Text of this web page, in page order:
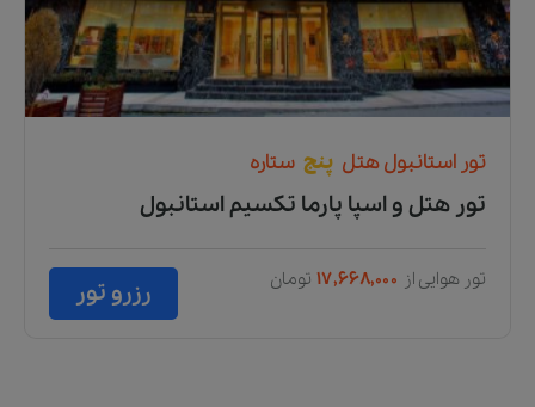
تور استانبولهتل پنج ستاره
تور هتل و اسپا پارما تکسیم استانبول
رزرو تور تور هوایی از ۱۷,۶۶۸,۰۰۰ تومان